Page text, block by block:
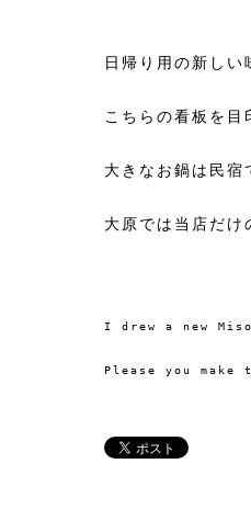
日帰り用の新し
こちらの看板を
大きなお鍋は民
大原では当店だ
I drew a new
Please you make